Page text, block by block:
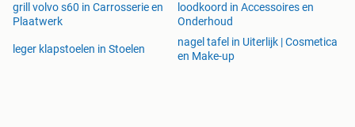
grill volvo s60 in Carrosserie en
Plaatwerk
loodkoord in Accessoires en
Onderhoud
leger klapstoelen in Stoelen
nagel tafel in Uiterlijk | Cosmetica
en Make-up